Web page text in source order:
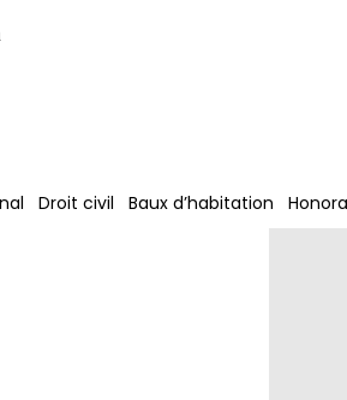
Droit civil Baux d’habitation